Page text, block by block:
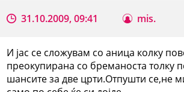
31.10.2009, 09:41 mis.
И јас се сложувам со аница колку
преокупирана со бреманоста толку
шансите за две црти.Отпушти се,не